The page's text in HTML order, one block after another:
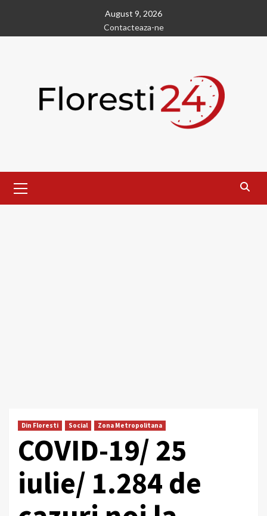
content
August 9, 2026
Contacteaza-ne
Menu
Din Floresti Social Zona Metropolitana
COVID-19/ 25
iulie/ 1.284 de